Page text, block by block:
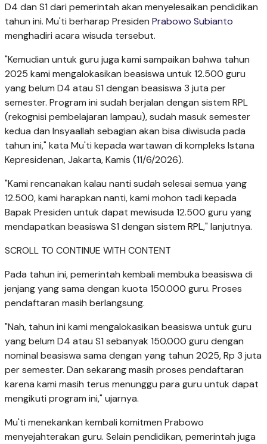
D4 dan S1 dari pemerintah akan menyelesaikan pendidikan
tahun ini. Mu'ti berharap Presiden Prabowo Subianto
menghadiri acara wisuda tersebut.
"Kemudian untuk guru juga kami sampaikan bahwa tahun
2025 kami mengalokasikan beasiswa untuk 12.500 guru
yang belum D4 atau S1 dengan beasiswa 3 juta per
semester. Program ini sudah berjalan dengan sistem RPL
(rekognisi pembelajaran lampau), sudah masuk semester
kedua dan Insyaallah sebagian akan bisa diwisuda pada
tahun ini," kata Mu'ti kepada wartawan di kompleks Istana
Kepresidenan, Jakarta, Kamis (11/6/2026).
"Kami rencanakan kalau nanti sudah selesai semua yang
12.500, kami harapkan nanti, kami mohon tadi kepada
Bapak Presiden untuk dapat mewisuda 12.500 guru yang
mendapatkan beasiswa S1 dengan sistem RPL," lanjutnya.
SCROLL TO CONTINUE WITH CONTENT
Pada tahun ini, pemerintah kembali membuka beasiswa di
jenjang yang sama dengan kuota 150.000 guru. Proses
pendaftaran masih berlangsung.
"Nah, tahun ini kami mengalokasikan beasiswa untuk guru
yang belum D4 atau S1 sebanyak 150.000 guru dengan
nominal beasiswa sama dengan yang tahun 2025, Rp 3 juta
per semester. Dan sekarang masih proses pendaftaran
karena kami masih terus menunggu para guru untuk dapat
mengikuti program ini," ujarnya.
Mu'ti menekankan kembali komitmen Prabowo
menyejahterakan guru. Selain pendidikan, pemerintah juga